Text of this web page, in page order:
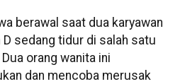
berawal saat dua karyawan
sedang tidur di salah satu
orang wanita ini
dan mencoba merusak